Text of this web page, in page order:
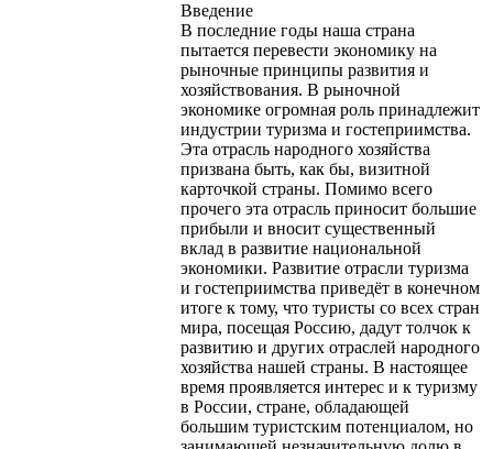
Введение
В последние годы наша страна
пытается перевести экономику на
рыночные принципы развития и
хозяйствования. В рыночной
экономике огромная роль принадлежит
индустрии туризма и гостеприимства.
Эта отрасль народного хозяйства
призвана быть, как бы, визитной
карточкой страны. Помимо всего
прочего эта отрасль приносит большие
прибыли и вносит существенный
вклад в развитие национальной
экономики. Развитие отрасли туризма
и гостеприимства приведёт в конечном
итоге к тому, что туристы со всех стран
мира, посещая Россию, дадут толчок к
развитию и других отраслей народного
хозяйства нашей страны. В настоящее
время проявляется интерес и к туризму
в России, стране, обладающей
большим туристским потенциалом, но